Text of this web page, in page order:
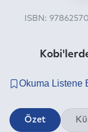
ISBN:
Özet